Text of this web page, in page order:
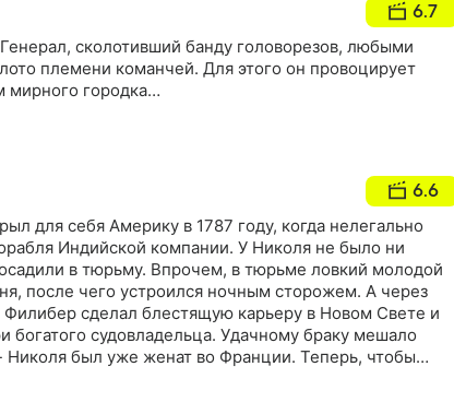
6.7
сколотивший банду головорезов, любыми
племени команчей. Для этого он провоцирует
мирного городка…
6.6
для себя Америку в 1787 году, когда нелегально
Индийской компании. У Николя не было ни
в тюрьму. Впрочем, в тюрьме ловкий молодой
после чего устроился ночным сторожем. А через
сделал блестящую карьеру в Новом Свете и
богатого судовладельца. Удачному браку мешало
Николя был уже женат во Франции. Теперь, чтобы